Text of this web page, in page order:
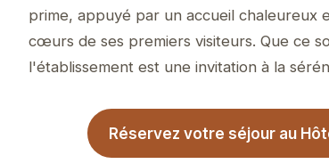
prime, appuyé par un accueil chaleureux
cœurs de ses premiers visiteurs. Que ce
l'établissement est une invitation à la
Réservez votre séjour au